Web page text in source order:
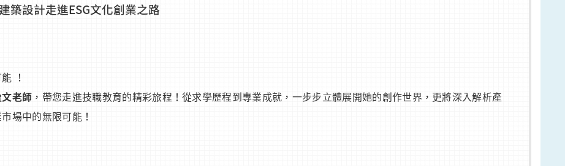
築設計走進ESG文化創業之路
！
老師 ，帶您走進技職教育的精彩旅程！從求學歷程到專業成就，一步步立體展開她的創作世界，更將深入解析產
場中的無限可能！